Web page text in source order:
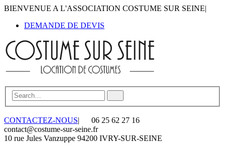
BIENVENUE A L'ASSOCIATION COSTUME SUR SEINE|
DEMANDE DE DEVIS
CONTACTEZ-NOUS|
06 25 62 27 16
contact@costume-sur-seine.fr
10 rue Jules Vanzuppe 94200 IVRY-SUR-SEINE